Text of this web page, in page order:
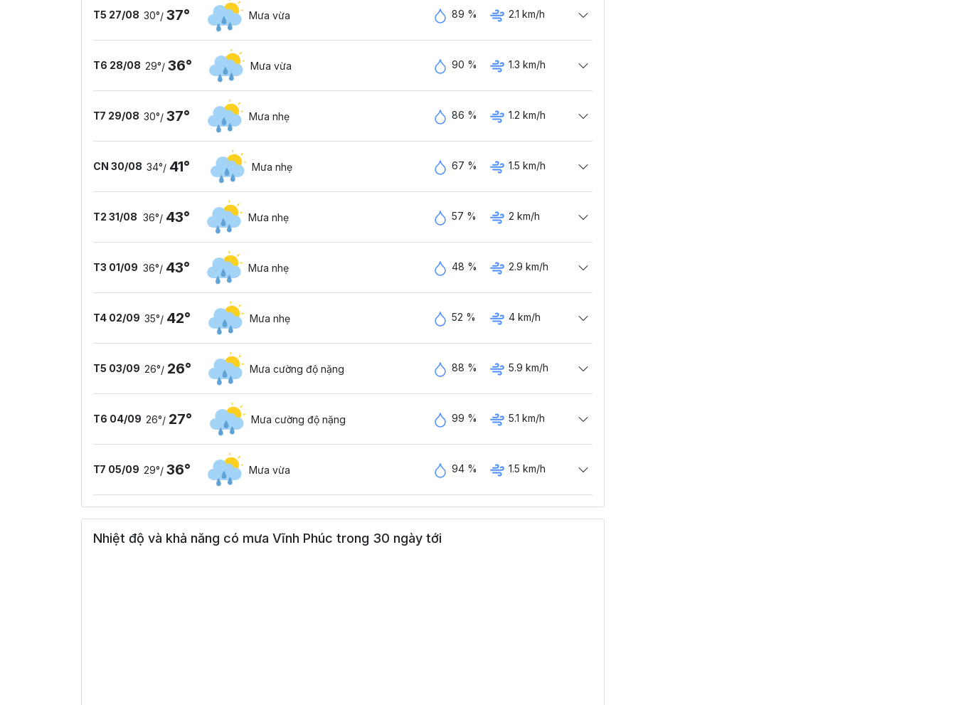
T5 27/08 30°/ 37° Mưa vừa 89 % 2.1 km/h
T6 28/08 29°/ 36° Mưa vừa 90 % 1.3 km/h
T7 29/08 30°/ 37° Mưa nhẹ 86 % 1.2 km/h
CN 30/08 34°/ 41° Mưa nhẹ 67 % 1.5 km/h
T2 31/08 36°/ 43° Mưa nhẹ 57 % 2 km/h
T3 01/09 36°/ 43° Mưa nhẹ 48 % 2.9 km/h
T4 02/09 35°/ 42° Mưa nhẹ 52 % 4 km/h
T5 03/09 26°/ 26° Mưa cường độ nặng 88 % 5.9 km/h
T6 04/09 26°/ 27° Mưa cường độ nặng 99 % 5.1 km/h
T7 05/09 29°/ 36° Mưa vừa 94 % 1.5 km/h
Nhiệt độ và khả năng có mưa Vĩnh Phúc trong 30 ngày tới